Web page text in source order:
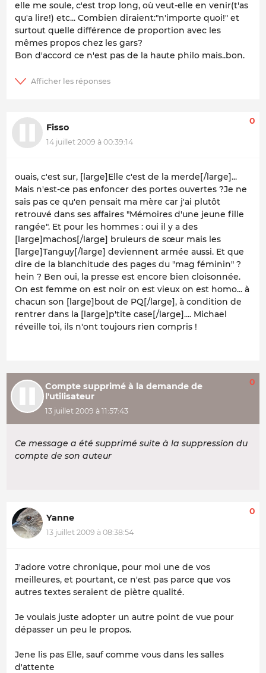
elle me soule, c'est trop long, où veut-elle en venir(t'as
qu'a lire!) etc... Combien diraient:"n'importe quoi!" et
surtout quelle différence de proportion avec les
mêmes propos chez les gars?
Bon d'accord ce n'est pas de la haute philo mais..bon.
Fisso
14 juillet 2009 à 00:39:14
0
ouais, c'est sur, [large]Elle c'est de la merde[/large]...
Mais n'est-ce pas enfoncer des portes ouvertes ?Je ne
sais pas ce qu'en pensait ma mère car j'ai plutôt
retrouvé dans ses affaires "Mémoires d'une jeune fille
rangée". Et pour les hommes : oui il y a des
[large]machos[/large] bruleurs de sœur mais les
[large]Tanguy[/large] deviennent armée aussi. Et que
dire de la blanchitude des pages du "mag féminin" ?
hein ? Ben oui, la presse est encore bien cloisonnée.
On est femme on est noir on est vieux on est homo... à
chacun son [large]bout de PQ[/large], à condition de
rentrer dans la [large]p'tite case[/large].... Michael
réveille toi, ils n'ont toujours rien compris !
Compte supprimé à la demande de
l'utilisateur
13 juillet 2009 à 11:57:43
0
Ce message a été supprimé suite à la suppression du
compte de son auteur
Yanne
13 juillet 2009 à 08:38:54
0
J'adore votre chronique, pour moi une de vos
meilleures, et pourtant, ce n'est pas parce que vos
autres textes seraient de piètre qualité.
Je voulais juste adopter un autre point de vue pour
dépasser un peu le propos.
Jene lis pas Elle, sauf comme vous dans les salles
d'attente